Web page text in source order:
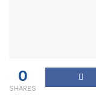
0
SHARES